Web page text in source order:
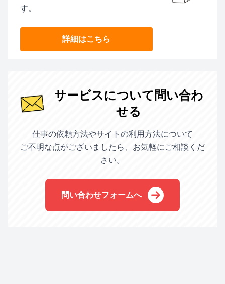
す。
詳細はこちら
サービスについて問い合わ
せる
仕事の依頼方法やサイトの利用方法について
ご不明な点がございましたら、お気軽にご相談くだ
さい。
問い合わせフォームへ